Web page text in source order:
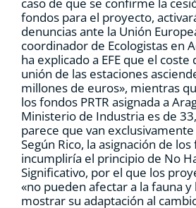
caso de que se confirme la
fondos para el proyecto,
denuncias ante la Unión
coordinador de Ecologistas en
ha explicado a EFE que el
unión de las estaciones
millones de euros», mientras
los fondos PRTR asignada a
Ministerio de Industria es de
parece que van
Según Rico, la asignación de los
incumpliría el principio de No
Significativo, por el que los
«no pueden afectar a la fauna
mostrar su adaptación al